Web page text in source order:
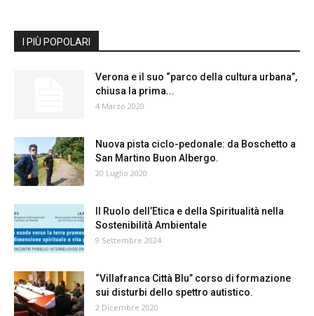
I PIÙ POPOLARI
Verona e il suo “parco della cultura urbana”,
chiusa la prima...
4 Marzo 2020
Nuova pista ciclo-pedonale: da Boschetto a
San Martino Buon Albergo.
20 Luglio 2020
Il Ruolo dell’Etica e della Spiritualità nella
Sostenibilità Ambientale
9 Settembre 2024
“Villafranca Città Blu” corso di formazione
sui disturbi dello spettro autistico.
2 Dicembre 2020